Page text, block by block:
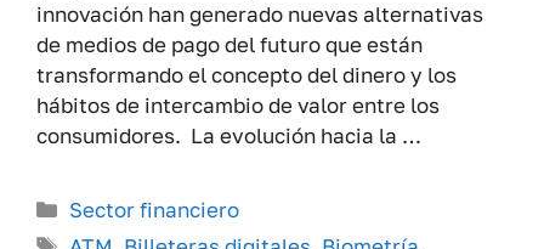
innovación han generado nuevas alternativas
de medios de pago del futuro que están
transformando el concepto del dinero y los
hábitos de intercambio de valor entre los
consumidores. La evolución hacia la …
Categorías
Sector financiero
Etiquetas